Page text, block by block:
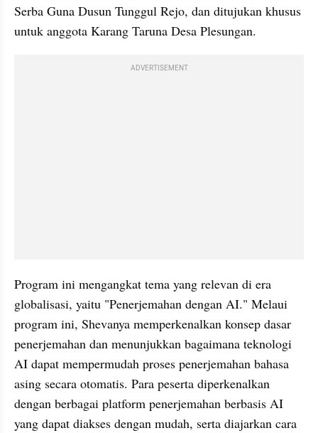
Serba Guna Dusun Tunggul Rejo, dan ditujukan khusus
untuk anggota Karang Taruna Desa Plesungan.
ADVERTISEMENT
Program ini mengangkat tema yang relevan di era
globalisasi, yaitu "Penerjemahan dengan AI." Melaui
program ini, Shevanya memperkenalkan konsep dasar
penerjemahan dan menunjukkan bagaimana teknologi
AI dapat mempermudah proses penerjemahan bahasa
asing secara otomatis. Para peserta diperkenalkan
dengan berbagai platform penerjemahan berbasis AI
yang dapat diakses dengan mudah, serta diajarkan cara